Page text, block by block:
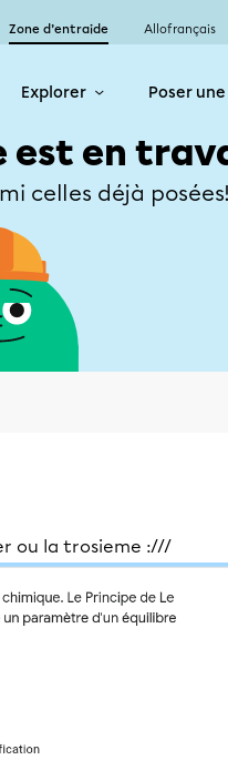
Zone d’entraide Allofrançais
Explorer Poser
est en
celles déjà
ou la trosieme :///